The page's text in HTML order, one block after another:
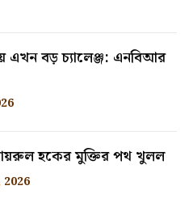
এখন বড় চ্যালেঞ্জ: এনবিআর
হকের মুক্তির পথ খুলল